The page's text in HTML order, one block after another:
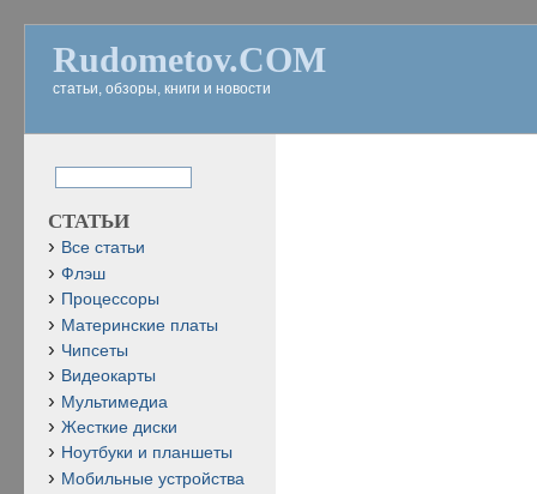
Rudometov.COM
статьи, обзоры, книги и новости
СТАТЬИ
Все статьи
Флэш
Процессоры
Материнские платы
Чипсеты
Видеокарты
Мультимедиа
Жесткие диски
Ноутбуки и планшеты
Мобильные устройства